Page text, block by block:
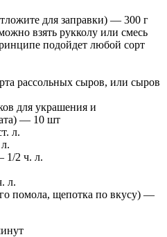
для заправки) — 300 г
взять рукколу или смесь
подойдет любой сорт
рассольных сыров, или сыров
для украшения и
— 10 шт
л.
1/2 ч. л.
л.
помола, щепотка по вкусу) —